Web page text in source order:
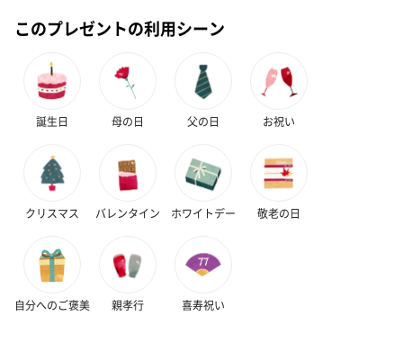
このプレゼントの利用シーン
誕生日 母の日 父の日 お祝い
クリスマス バレンタイン ホワイトデー 敬老の日
自分へのご褒美 親孝行 喜寿祝い